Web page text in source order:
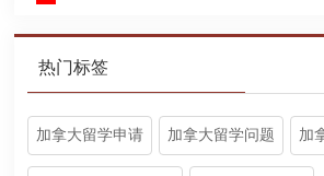
热门标签
加拿大留学申请 加拿大留学问题 加